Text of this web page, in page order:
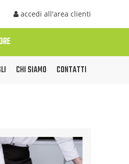
accedi all'area clienti
CHI SIAMO CONTATTI